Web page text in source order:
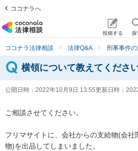
ココナラへ
投稿する 探
ココナラ法律相談 法律Q&A 刑事事件
横領について教えてください
公開日時： 2022年10月9日 13:55更新日時：
ご相談させてください。
フリマサイトに、会社からの支給物(会
物)を出品してしまいました。